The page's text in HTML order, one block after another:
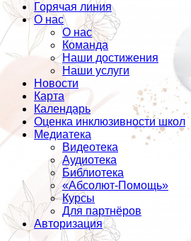
Горячая линия
О нас
О нас
Команда
Наши достижения
Наши услуги
Новости
Карта
Календарь
Оценка инклюзивности школ
Медиатека
Видеотека
Аудиотека
Библиотека
«Абсолют-Помощь»
Курсы
Для партнёров
Авторизация